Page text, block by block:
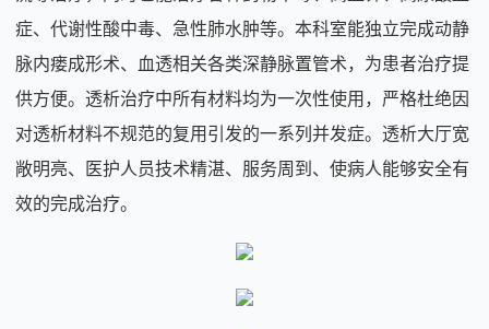
症、代谢性酸中毒、急性肺水肿等。本科室能独立完成动静
脉内瘘成形术、血透相关各类深静脉置管术，为患者治疗提
供方便。透析治疗中所有材料均为一次性使用，严格杜绝因
对透析材料不规范的复用引发的一系列并发症。透析大厅宽
敞明亮、医护人员技术精湛、服务周到、使病人能够安全有
效的完成治疗。